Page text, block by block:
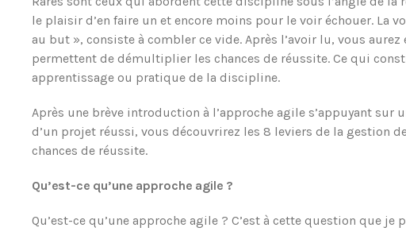
le plaisir d’en faire un et encore moins pour le voir échouer. La
au but », consiste à combler ce vide. Après l’avoir lu, vous
permettent de démultiplier les chances de réussite. Ce qui
apprentissage ou pratique de la discipline.
Après une brève introduction à l’approche agile s’appuyant
d’un projet réussi, vous découvrirez les 8 leviers de la gestion
chances de réussite.
Qu’est-ce qu’une approche agile ?
Qu’est-ce qu’une approche agile ? C’est à cette question que